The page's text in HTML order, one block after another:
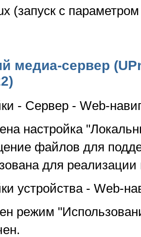
(запуск с
медиа-сервер
- Сервер - Web-
настройка
файлов для
для реализации
устройства - Web-
режим